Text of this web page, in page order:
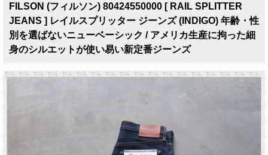
FILSON (フィルソン) 80424550000 [ RAIL SPLITTER
JEANS ] レイルスプリッター ジーンズ (INDIGO) 年齢・性
別を選ばないニューベーシック / アメリカ生産に拘った細
身のシルエットが使い易い新定番ジーンズ